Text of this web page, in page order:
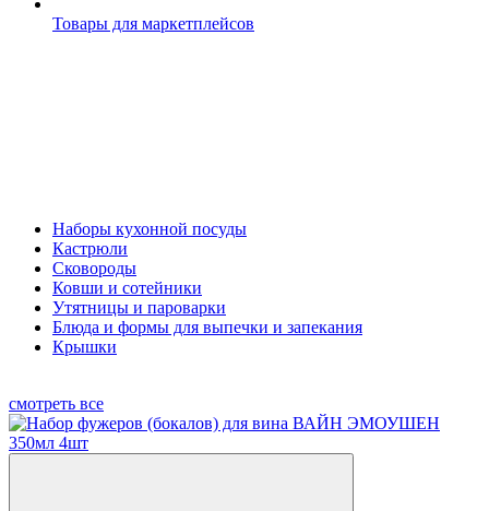
Товары для маркетплейсов
Наборы кухонной посуды
Кастрюли
Сковороды
Ковши и сотейники
Утятницы и пароварки
Блюда и формы для выпечки и запекания
Крышки
смотреть все